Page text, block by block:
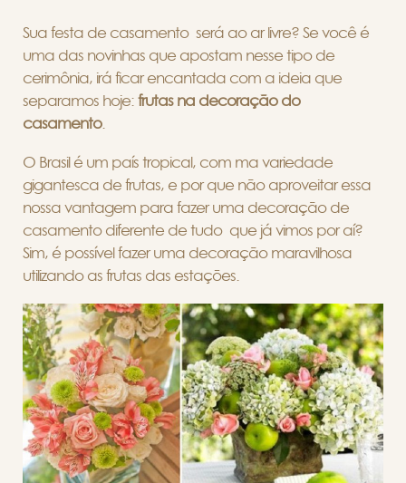
Sua festa de casamento será ao ar livre? Se você é
uma das novinhas que apostam nesse tipo de
cerimônia, irá ficar encantada com a ideia que
separamos hoje: frutas na decoração do
casamento.
O Brasil é um país tropical, com ma variedade
gigantesca de frutas, e por que não aproveitar essa
nossa vantagem para fazer uma decoração de
casamento diferente de tudo que já vimos por aí?
Sim, é possível fazer uma decoração maravilhosa
utilizando as frutas das estações.